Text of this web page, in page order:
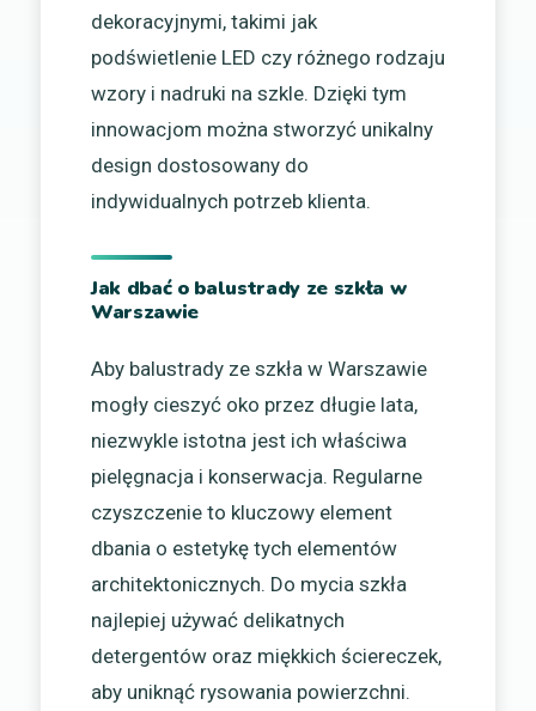
dekoracyjnymi, takimi jak
podświetlenie LED czy różnego rodzaju
wzory i nadruki na szkle. Dzięki tym
innowacjom można stworzyć unikalny
design dostosowany do
indywidualnych potrzeb klienta.
Jak dbać o balustrady ze szkła w
Warszawie
Aby balustrady ze szkła w Warszawie
mogły cieszyć oko przez długie lata,
niezwykle istotna jest ich właściwa
pielęgnacja i konserwacja. Regularne
czyszczenie to kluczowy element
dbania o estetykę tych elementów
architektonicznych. Do mycia szkła
najlepiej używać delikatnych
detergentów oraz miękkich ściereczek,
aby uniknąć rysowania powierzchni.